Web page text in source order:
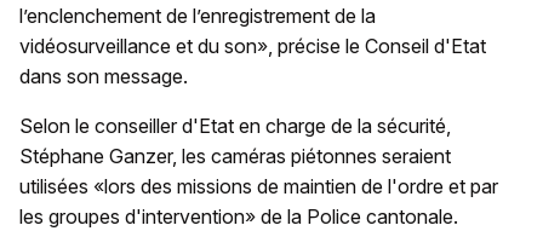
l’enclenchement de l’enregistrement de la
vidéosurveillance et du son», précise le Conseil d'Etat
dans son message.
Selon le conseiller d'Etat en charge de la sécurité,
Stéphane Ganzer, les caméras piétonnes seraient
utilisées «lors des missions de maintien de l'ordre et par
les groupes d'intervention» de la Police cantonale.